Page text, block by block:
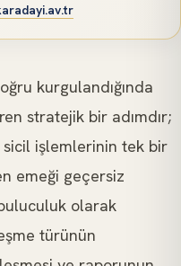
kurgulandığında
stratejik bir adımdır;
işlemlerinin tek bir
emeği geçersiz
olarak
türünün